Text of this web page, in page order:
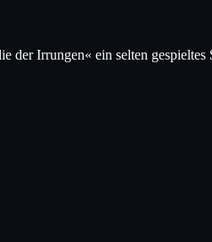
der Irrungen« ein selten